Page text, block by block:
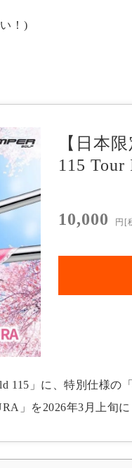
！)
【日本
115 Tour
10,000
円 [
115」に、特別仕様の
」を2026年3月上旬